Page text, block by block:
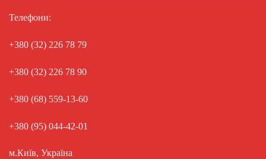
Телефони:
+380 (32) 226 78 79
+380 (32) 226 78 90
+380 (68) 559-13-60
+380 (95) 044-42-01
м.Київ, Україна